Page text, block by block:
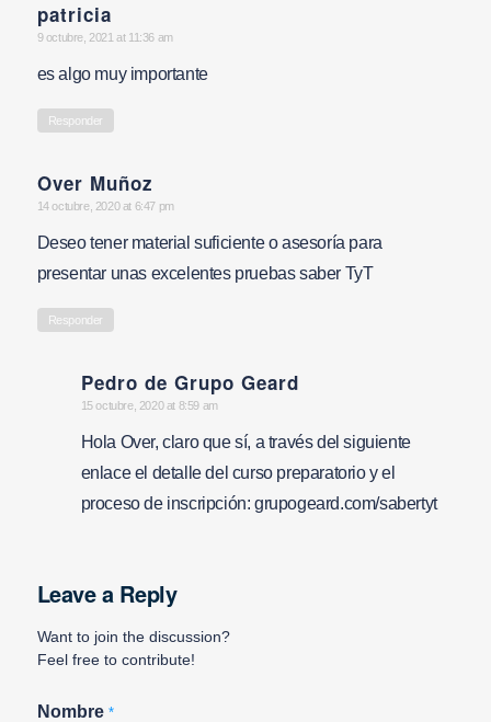
patricia
says:
9 octubre, 2021 at 11:36 am
es algo muy importante
Responder
Over Muñoz
says:
14 octubre, 2020 at 6:47 pm
Deseo tener material suficiente o asesoría para
presentar unas excelentes pruebas saber TyT
Responder
Pedro de Grupo Geard
says:
15 octubre, 2020 at 8:59 am
Hola Over, claro que sí, a través del siguiente
enlace el detalle del curso preparatorio y el
proceso de inscripción: grupogeard.com/sabertyt
Leave a Reply
Want to join the discussion?
Feel free to contribute!
Nombre *